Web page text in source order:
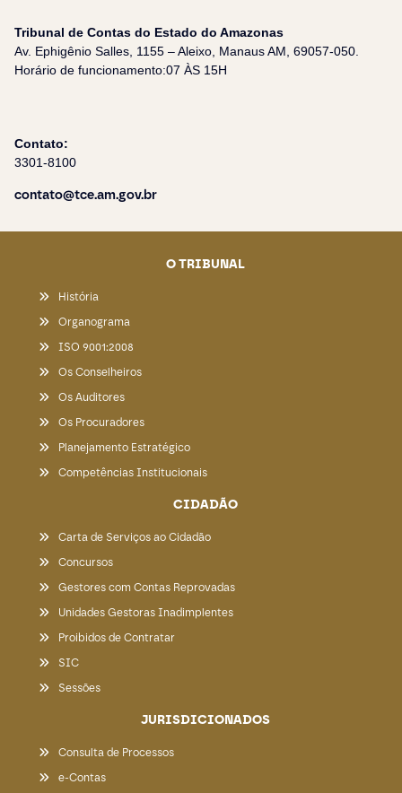
Tribunal de Contas do Estado do Amazonas
Av. Ephigênio Salles, 1155 – Aleixo, Manaus AM, 69057-050.
Horário de funcionamento:07 ÀS 15H
Contato:
3301-8100
contato@tce.am.gov.br
O TRIBUNAL
História
Organograma
ISO 9001:2008
Os Conselheiros
Os Auditores
Os Procuradores
Planejamento Estratégico
Competências Institucionais
CIDADÃO
Carta de Serviços ao Cidadão
Concursos
Gestores com Contas Reprovadas
Unidades Gestoras Inadimplentes
Proibidos de Contratar
SIC
Sessões
JURISDICIONADOS
Consulta de Processos
e-Contas